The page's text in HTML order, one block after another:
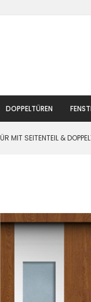
DOPPELTÜREN
MIT SEITENTEIL &